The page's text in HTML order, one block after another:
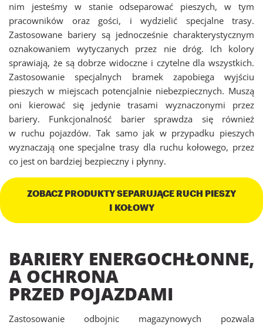
nim jesteśmy w stanie odseparować pieszych, w tym
pracowników oraz gości, i wydzielić specjalne trasy.
Zastosowane bariery są jednocześnie charakterystycznym
oznakowaniem wytyczanych przez nie dróg. Ich kolory
sprawiają, że są dobrze widoczne i czytelne dla wszystkich.
Zastosowanie specjalnych bramek zapobiega wyjściu
pieszych w miejscach potencjalnie niebezpiecznych. Muszą
oni kierować się jedynie trasami wyznaczonymi przez
bariery. Funkcjonalność barier sprawdza się również
w ruchu pojazdów. Tak samo jak w przypadku pieszych
wyznaczają one specjalne trasy dla ruchu kołowego, przez
co jest on bardziej bezpieczny i płynny.
ZOBACZ PRODUKTY SEPARUJĄCE RUCH PIESZY
I KOŁOWY
BARIERY ENERGOCHŁONNE,
A OCHRONA
PRZED POJAZDAMI
Zastosowanie odbojnic magazynowych pozwala